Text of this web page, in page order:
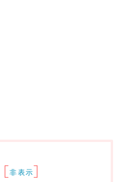
[非表示]